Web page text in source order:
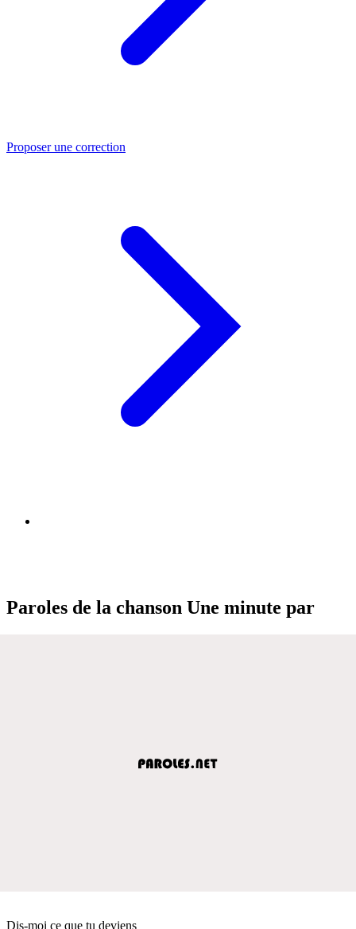
Proposer une correction
Paroles de la chanson Une minute par
Dis-moi ce que tu deviens